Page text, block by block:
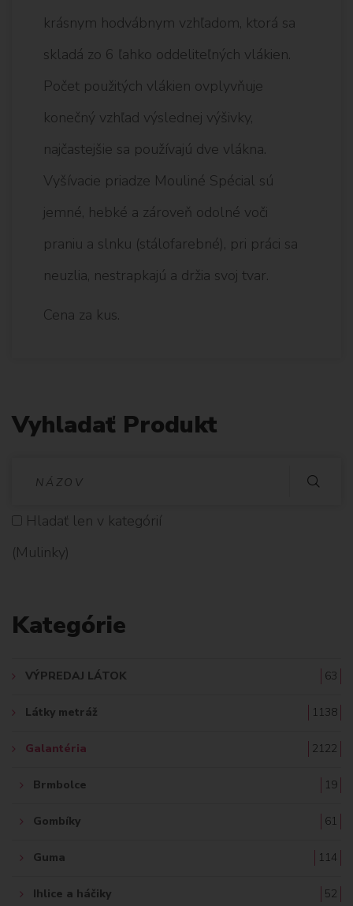
krásnym hodvábnym vzhľadom, ktorá sa
skladá zo 6 ľahko oddeliteľných vlákien.
Počet použitých vlákien ovplyvňuje
konečný vzhľad výslednej výšivky,
najčastejšie sa používajú dve vlákna.
Vyšívacie priadze Mouliné Spécial sú
jemné, hebké a zároveň odolné voči
praniu a slnku (stálofarebné), pri práci sa
neuzlia, nestrapkajú a držia svoj tvar.
Cena za kus.
Vyhladať Produkt
D
Hladať len v kategórií
(Mulinky)
Kategórie
VÝPREDAJ LÁTOK 63
Látky metráž 1138
Galantéria 2122
Brmbolce 19
Gombíky 61
Guma 114
Ihlice a háčiky 52